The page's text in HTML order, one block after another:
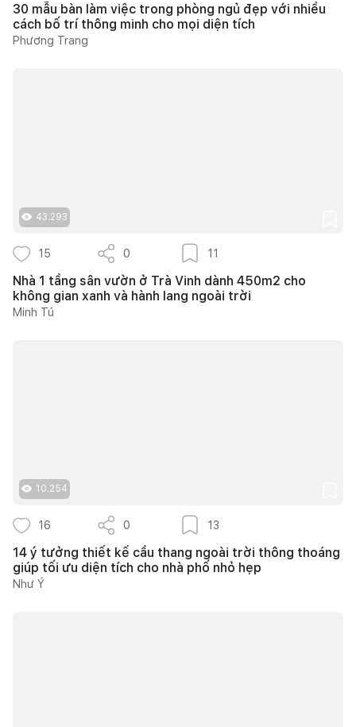
30 mẫu bàn làm việc trong phòng ngủ đẹp với nhiều
cách bố trí thông minh cho mọi diện tích
Phương Trang
43.293
15 0 11
Nhà 1 tầng sân vườn ở Trà Vinh dành 450m2 cho
không gian xanh và hành lang ngoài trời
Minh Tú
10.254
16 0 13
14 ý tưởng thiết kế cầu thang ngoài trời thông thoáng
giúp tối ưu diện tích cho nhà phố nhỏ hẹp
Như Ý